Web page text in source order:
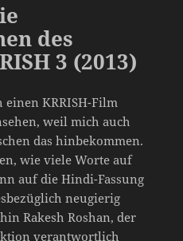
des
3 (2013)
einen KRRISH-Film
weil mich auch
das hinbekommen.
wie viele Worte auf
auf die Hindi-Fassung
neugierig
Rakesh Roshan, der
verantwortlich